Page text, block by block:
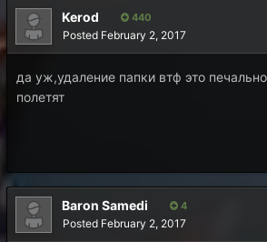
Kerod 440
Posted February 2, 2017
да уж,удаление папки втф это
полетят
Baron Samedi 4
Posted February 2, 2017